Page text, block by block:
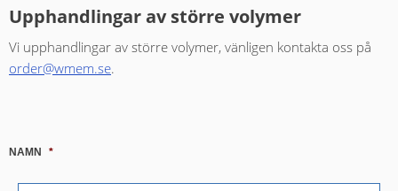
Upphandlingar av större volymer
Vi upphandlingar av större volymer, vänligen kontakta oss på
order@wmem.se.
NAMN *